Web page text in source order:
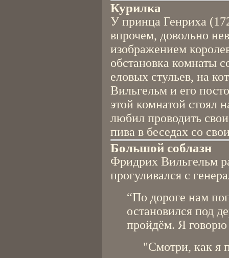
Курилка
У принца Генриха
впрочем, довольно
изображением
обстановка комнаты
еловых стульев, на
Вильгельм и его
этой комнатой стоял
любил проводить
пива в беседах со
Большой соблазн
Фридрих Вильгельм
прогуливался с
“По дороге нам
остановился под
пройдём. Я
"Смотри, как я